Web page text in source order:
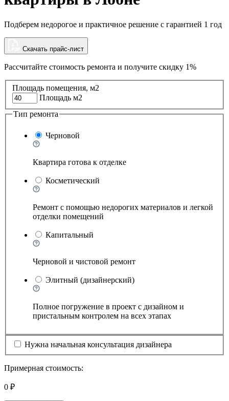
Подберем недорогое и практичное решение с гарантией 1 год
Скачать прайс-лист
Рассчитайте стоимость ремонта и получите скидку 1%
Площадь помещения, м2
Площадь м2
Тип ремонта
Черновой
Квартира готова к отделке
Косметический
Ремонт с помощью недорогих материалов и легкой
отделки помещений
Капитальный
Черновой и чистовой ремонт
Элитный (дизайнерский)
Полное погружение в проект с дизайном и
пристальным контролем на всех этапах
Нужна начальная консультация дизайнера
Примерная стоимость:
0 ₽